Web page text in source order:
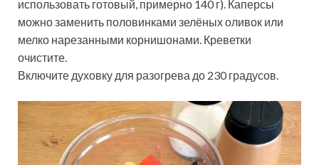
использовать готовый, примерно 140 г). Каперсы
можно заменить половинками зелёных оливок или
мелко нарезанными корнишонами. Креветки
очистите.
Включите духовку для разогрева до 230 градусов.